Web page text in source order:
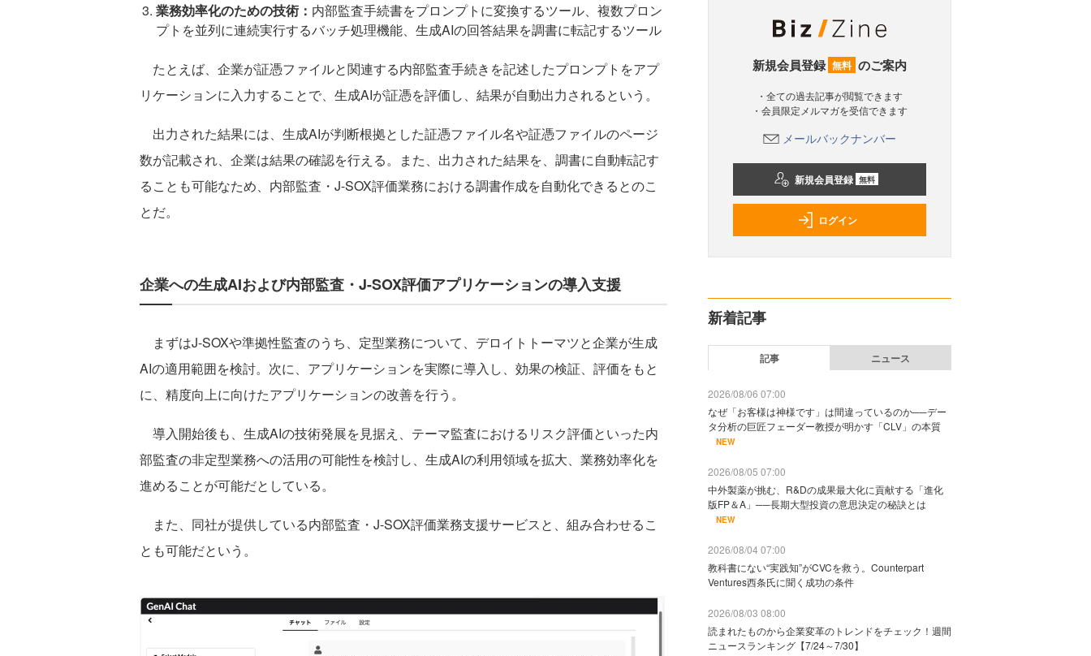
業務効率化のための技術： 内部監査手続書をプロンプトに変換するツール、複数プロン
プトを並列に連続実行するバッチ処理機能、生成AIの回答結果を調書に転記するツール
たとえば、企業が証憑ファイルと関連する内部監査手続きを記述したプロンプトをアプ
リケーションに入力することで、生成AIが証憑を評価し、結果が自動出力されるという。
出力された結果には、生成AIが判断根拠とした証憑ファイル名や証憑ファイルのページ
数が記載され、企業は結果の確認を行える。また、出力された結果を、調書に自動転記す
ることも可能なため、内部監査・J-SOX評価業務における調書作成を自動化できるとのこ
とだ。
企業への生成AIおよび内部監査・J-SOX評価アプリケーションの導入支援
まずはJ-SOXや準拠性監査のうち、定型業務について、デロイトトーマツと企業が生成
AIの適用範囲を検討。次に、アプリケーションを実際に導入し、効果の検証、評価をもと
に、精度向上に向けたアプリケーションの改善を行う。
導入開始後も、生成AIの技術発展を見据え、テーマ監査におけるリスク評価といった内
部監査の非定型業務への活用の可能性を検討し、生成AIの利用領域を拡大、業務効率化を
進めることが可能だとしている。
また、同社が提供している内部監査・J-SOX評価業務支援サービスと、組み合わせるこ
とも可能だという。
新規会員登録 無料 のご案内
・全ての過去記事が閲覧できます
・会員限定メルマガを受信できます
メールバックナンバー
新規会員登録 無料
ログイン
新着記事
記事 ニュース
2026/08/06 07:00
なぜ「お客様は神様です」は間違っているのか──デー
タ分析の巨匠フェーダー教授が明かす「CLV」の本質
NEW
2026/08/05 07:00
中外製薬が挑む、R&Dの成果最大化に貢献する「進化
版FP＆A」──長期大型投資の意思決定の秘訣とは
NEW
2026/08/04 07:00
教科書にない“実践知”がCVCを救う。Counterpart
Ventures西条氏に聞く成功の条件
2026/08/03 08:00
読まれたものから企業変革のトレンドをチェック！週間
ニュースランキング【7/24～7/30】